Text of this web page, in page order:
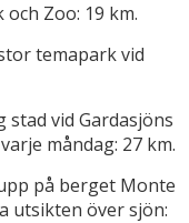
Zoo: 19 km.
temapark vid
stad vid Gardasjöns
måndag: 27 km.
på berget Monte
utsikten över sjön: